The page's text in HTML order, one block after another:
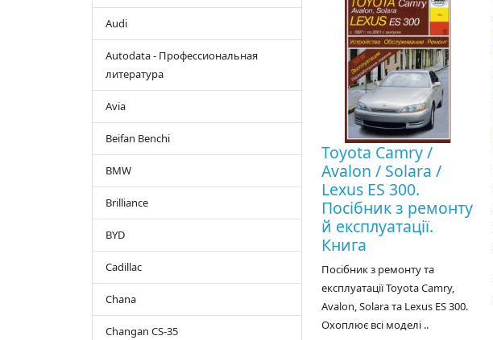
Audi
Autodata - Профессиональная
литература
Avia
Beifan Benchi
BMW
Brilliance
BYD
Cadillac
Chana
Changan CS-35
Toyota Camry /
Avalon / Solara /
Lexus ES 300.
Посібник з ремонту
й експлуатації.
Книга
Посібник з ремонту та
експлуатації Toyota Camry,
Avalon, Solara та Lexus ES 300.
Охоплює всі моделі ..